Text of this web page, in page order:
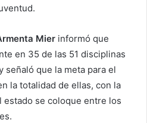
Mier informó que
en 35 de las 51 disciplinas
señaló que la meta para el
la totalidad de ellas, con la
se coloque entre los